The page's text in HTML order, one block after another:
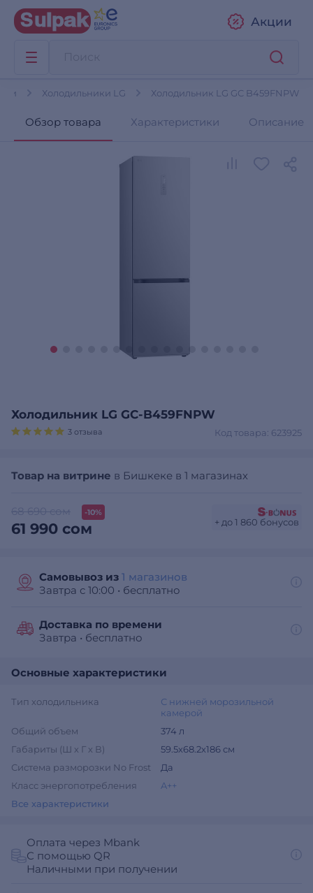
Акции
Холодильники LG Холодильник LG GC B459FNPW
Обзор товара Характеристики Описание
Холодильник LG GC-B459FNPW
Код товара: 623925
3 отзыва
Товар на витрине в Бишкеке в 1 магазинах
-10%
61 990 сом + до 1 860 бонусов
Самовывоз из 1 магазинов
Завтра с 10:00 • бесплатно
Доставка по времени
Завтра • бесплатно
Основные характеристики
Тип холодильника
С нижней морозильной
камерой
Общий объем
374 л
Габариты (Ш х Г х В)
59.5х68.2х186 см
Система разморозки No Frost
Да
Класс энергопотребления
A++
Все характеристики
Оплата через Mbank
С помощью QR
Наличными при получении